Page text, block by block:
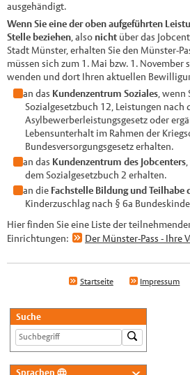
ausgehändigt.
Wenn Sie eine der oben aufgeführten
Stelle beziehen, also nichtüber das
Stadt Münster, erhalten Sie den Münster-
müssen sich zum 1. Mai bzw. 1. November
wenden und dort Ihren aktuellen
an das Kundenzentrum Soziales, wenn
Sozialgesetzbuch 12, Leistungen nach
Asylbewerberleistungsgesetz oder
Lebensunterhalt im Rahmen der
Bundesversorgungsgesetz erhalten.
an das Kundenzentrum des Jobcenters
dem Sozialgesetzbuch 2 erhalten.
an die Fachstelle Bildung und Teilhabe
Kinderzuschlag nach § 6a
Hier finden Sie eine Liste der
Einrichtungen:
Der Münster-Pass - Ihre
Startseite Impressum
Suche
Sprachen